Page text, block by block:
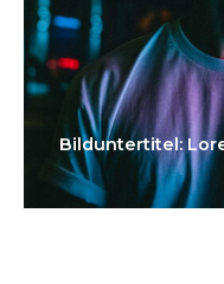
Bilduntertitel: